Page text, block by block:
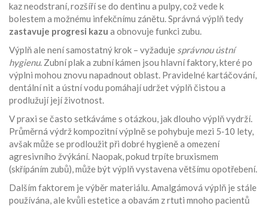
kaz neodstraní, rozšíří se do dentinu a pulpy, což vede k
bolestem a možnému infekčnímu zánětu. Správná výplň tedy
zastavuje progresi kazu a obnovuje funkci zubu.
Výplň ale není samostatný krok – vyžaduje správnou ústní
hygienu. Zubní plak a zubní kámen jsou hlavní faktory, které po
výplni mohou znovu napadnout oblast. Pravidelné kartáčování,
dentální nit a ústní vodu pomáhají udržet výplň čistou a
prodlužují její životnost.
V praxi se často setkáváme s otázkou, jak dlouho výplň vydrží.
Průměrná výdrž kompozitní výplně se pohybuje mezi 5‑10 lety,
avšak může se prodloužit při dobré hygieně a omezení
agresivního žvýkání. Naopak, pokud trpíte bruxismem
(skřípáním zubů), může být výplň vystavena většímu opotřebení.
Dalším faktorem je výběr materiálu. Amalgámová výplň je stále
používána, ale kvůli estetice a obavám z rtuti mnoho pacientů